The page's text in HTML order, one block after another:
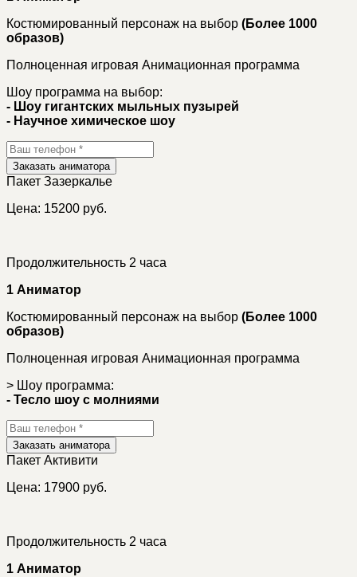
Костюмированный персонаж на выбор (Более 1000
образов)
Полноценная игровая Анимационная программа
Шоу программа на выбор:
- Шоу гигантских мыльных пузырей
- Научное химическое шоу
Заказать аниматора
Пакет Зазеркалье
Цена: 15200 руб.
Продолжительность 2 часа
1 Аниматор
Костюмированный персонаж на выбор (Более 1000
образов)
Полноценная игровая Анимационная программа
> Шоу программа:
- Тесло шоу с молниями
Заказать аниматора
Пакет Активити
Цена: 17900 руб.
Продолжительность 2 часа
1 Аниматор